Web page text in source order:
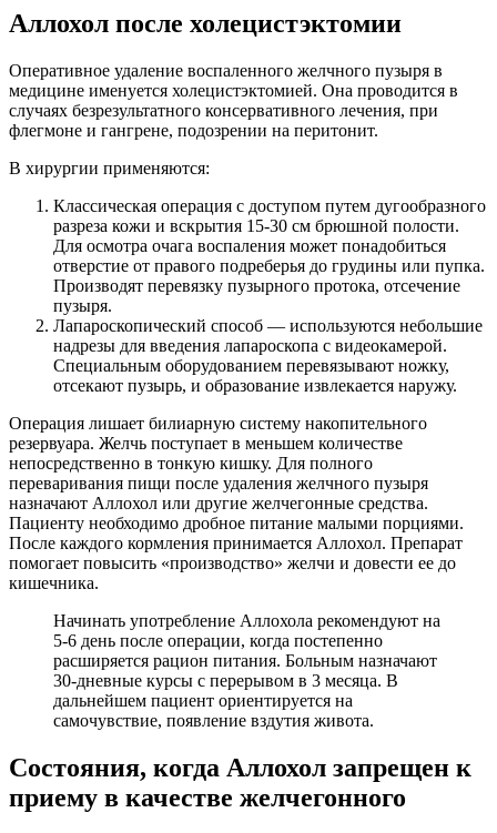
Аллохол после холецистэктомии
Оперативное удаление воспаленного желчного пузыря в
медицине именуется холецистэктомией. Она проводится в
случаях безрезультатного консервативного лечения, при
флегмоне и гангрене, подозрении на перитонит.
В хирургии применяются:
Классическая операция с доступом путем дугообразного
разреза кожи и вскрытия 15-30 см брюшной полости.
Для осмотра очага воспаления может понадобиться
отверстие от правого подреберья до грудины или пупка.
Производят перевязку пузырного протока, отсечение
пузыря.
Лапароскопический способ — используются небольшие
надрезы для введения лапароскопа с видеокамерой.
Специальным оборудованием перевязывают ножку,
отсекают пузырь, и образование извлекается наружу.
Операция лишает билиарную систему накопительного
резервуара. Желчь поступает в меньшем количестве
непосредственно в тонкую кишку. Для полного
переваривания пищи после удаления желчного пузыря
назначают Аллохол или другие желчегонные средства.
Пациенту необходимо дробное питание малыми порциями.
После каждого кормления принимается Аллохол. Препарат
помогает повысить «производство» желчи и довести ее до
кишечника.
Начинать употребление Аллохола рекомендуют на
5-6 день после операции, когда постепенно
расширяется рацион питания. Больным назначают
30-дневные курсы с перерывом в 3 месяца. В
дальнейшем пациент ориентируется на
самочувствие, появление вздутия живота.
Состояния, когда Аллохол запрещен к
приему в качестве желчегонного